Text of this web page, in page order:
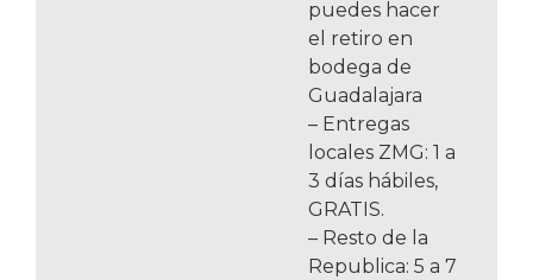
puedes hacer
el retiro en
bodega de
Guadalajara
– Entregas
locales ZMG: 1 a
3 días hábiles,
GRATIS.
– Resto de la
Republica: 5 a 7